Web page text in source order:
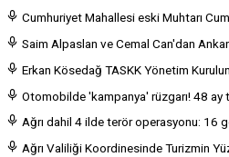
Cumhuriyet Mahallesi eski Muhtarı
Saim Alpaslan ve Cemal Can'dan
Erkan Kösedağ TASKK Yönetim
Otomobilde 'kampanya' rüzgarı! 48
Ağrı dahil 4 ilde terör operasyonu: 16
Ağrı Valiliği Koordinesinde Turizmin